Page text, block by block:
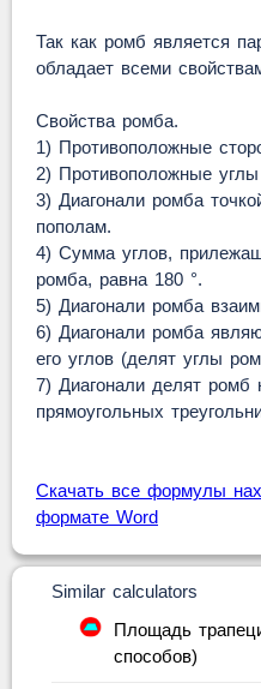
Так как ромб является
обладает всеми
Свойства ромба.
1) Противоположные
2) Противоположные
3) Диагонали ромба
пополам.
4) Сумма углов,
ромба, равна 180 °.
5) Диагонали ромба
6) Диагонали ромба
его углов (делят углы
7) Диагонали делят ромб
прямоугольных
Скачать все формулы
формате Word
Similar calculators
Площадь
способов)